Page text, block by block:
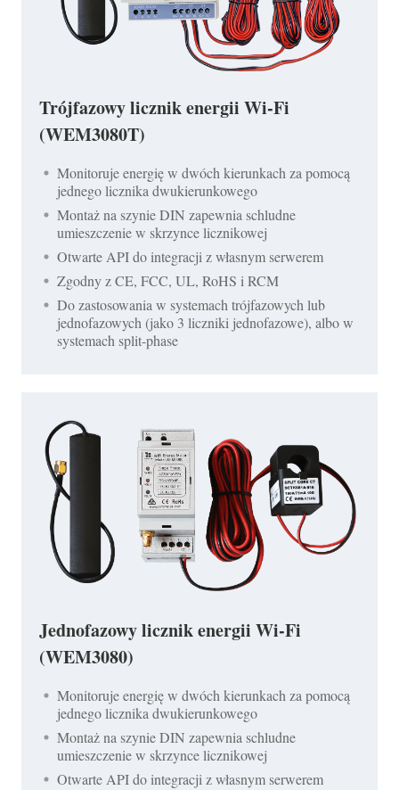
Trójfazowy licznik energii Wi-Fi
(WEM3080T)
Monitoruje energię w dwóch kierunkach za pomocą
jednego licznika dwukierunkowego
Montaż na szynie DIN zapewnia schludne
umieszczenie w skrzynce licznikowej
Otwarte API do integracji z własnym serwerem
Zgodny z CE, FCC, UL, RoHS i RCM
Do zastosowania w systemach trójfazowych lub
jednofazowych (jako 3 liczniki jednofazowe), albo w
systemach split-phase
Jednofazowy licznik energii Wi-Fi
(WEM3080)
Monitoruje energię w dwóch kierunkach za pomocą
jednego licznika dwukierunkowego
Montaż na szynie DIN zapewnia schludne
umieszczenie w skrzynce licznikowej
Otwarte API do integracji z własnym serwerem